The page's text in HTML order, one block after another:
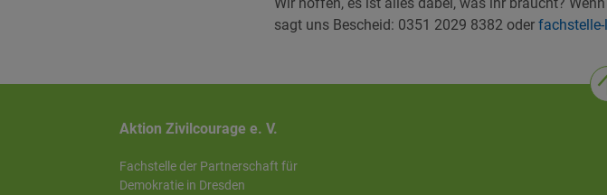
sagt uns Bescheid: 0351 2029 8382 oder
Aktion Zivilcourage e. V.
Fachstelle der Partnerschaft für
Demokratie in Dresden